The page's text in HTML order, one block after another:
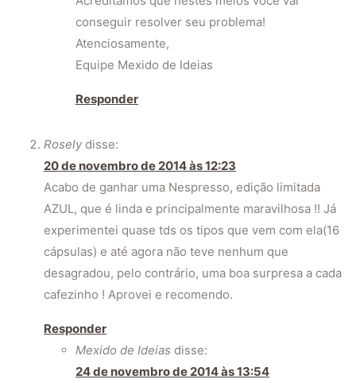
conseguir resolver seu problema!
Atenciosamente,
Equipe Mexido de Ideias
Responder
Rosely disse:
20 de novembro de 2014 às 12:23
Acabo de ganhar uma Nespresso, edição limitada
AZUL, que é linda e principalmente maravilhosa !! Já
experimentei quase tds os tipos que vem com ela(16
cápsulas) e até agora não teve nenhum que
desagradou, pelo contrário, uma boa surpresa a cada
cafezinho ! Aprovei e recomendo.
Responder
Mexido de Ideias disse:
24 de novembro de 2014 às 13:54